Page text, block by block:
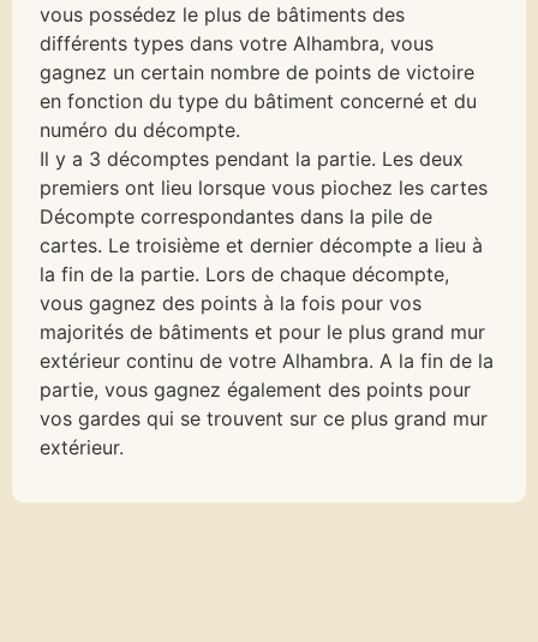
vous possédez le plus de bâtiments des
différents types dans votre Alhambra, vous
gagnez un certain nombre de points de victoire
en fonction du type du bâtiment concerné et du
numéro du décompte.
Il y a 3 décomptes pendant la partie. Les deux
premiers ont lieu lorsque vous piochez les cartes
Décompte correspondantes dans la pile de
cartes. Le troisième et dernier décompte a lieu à
la fin de la partie. Lors de chaque décompte,
vous gagnez des points à la fois pour vos
majorités de bâtiments et pour le plus grand mur
extérieur continu de votre Alhambra. A la fin de la
partie, vous gagnez également des points pour
vos gardes qui se trouvent sur ce plus grand mur
extérieur.